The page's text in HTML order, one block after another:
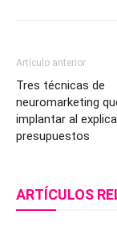
Artículo anterior
Tres técnicas de
neuromarketing
implantar al
presupuestos
ARTÍCULOS